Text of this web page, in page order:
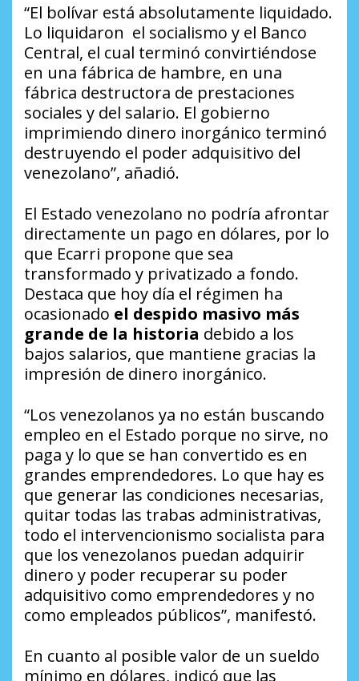
“El bolívar está absolutamente liquidado.
Lo liquidaron el socialismo y el Banco
Central, el cual terminó convirtiéndose
en una fábrica de hambre, en una
fábrica destructora de prestaciones
sociales y del salario. El gobierno
imprimiendo dinero inorgánico terminó
destruyendo el poder adquisitivo del
venezolano”, añadió.
El Estado venezolano no podría afrontar
directamente un pago en dólares, por lo
que Ecarri propone que sea
transformado y privatizado a fondo.
Destaca que hoy día el régimen ha
ocasionado el despido masivo más
grande de la historia debido a los
bajos salarios, que mantiene gracias la
impresión de dinero inorgánico.
“Los venezolanos ya no están buscando
empleo en el Estado porque no sirve, no
paga y lo que se han convertido es en
grandes emprendedores. Lo que hay es
que generar las condiciones necesarias,
quitar todas las trabas administrativas,
todo el intervencionismo socialista para
que los venezolanos puedan adquirir
dinero y poder recuperar su poder
adquisitivo como emprendedores y no
como empleados públicos”, manifestó.
En cuanto al posible valor de un sueldo
mínimo en dólares, indicó que las